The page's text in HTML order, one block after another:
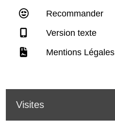
Recommander
Version texte
Mentions Légales
Visites